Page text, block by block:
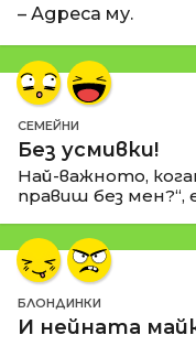
– Адреса му.
СЕМЕЙНИ
Без усмивки!
Най-важното,
правиш без мен?“,
БЛОНДИНКИ
И нейната